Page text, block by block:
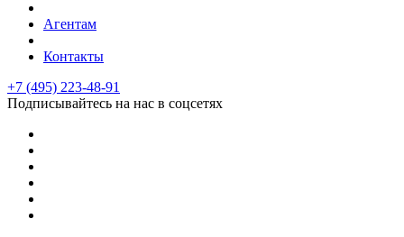
Агентам
Контакты
+7 (495) 223-48-91
Подписывайтесь на нас в соцсетях